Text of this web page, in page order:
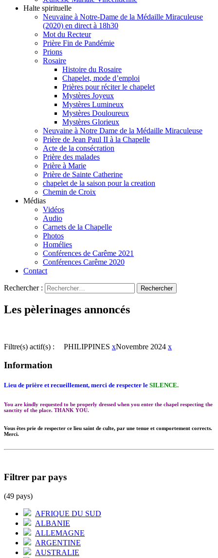
Halte spirituelle
Neuvaine à Notre-Dame de la Médaille Miraculeuse
(2020) en direct à 18h30
Mot du Recteur
Prière Fin de Pandémie
Prions
Rosaire
Histoire du Rosaire
Chapelet, mode d’emploi
Prières pour réciter le chapelet
Mystères Joyeux
Mystères Lumineux
Mystères Douloureux
Mystères Glorieux
Neuvaine à Notre Dame de la Médaille Miraculeuse
Prière de Jean Paul II à la Chapelle
Acte de la consécration
Prière des malades
Prière à Marie
Prière de Sainte Catherine
chapelet de la saison pour la creation
Chemin de Croix
Médias
Vidéos
Audio
Carnets de la Chapelle
Photos
Homélies
Conférences de Carême 2021
Conférences Carême 2020
Contact
Rechercher :
Les pèlerinages annoncés
Filtre(s) actif(s) : PHILIPPINES xNovembre 2024 x
Information
Lieu de prière et recueillement, merci de respecter le SILENCE.
You are kindly requested to be properly dressed when you enter the chapel respecting the
sanctity of the place. THANK YOU.
Vous êtes prie de respecter ce lieu saint de culte, par une tenue et comportement corrects.
Merci.
Filtrer par pays
(49 pays)
AFRIQUE DU SUD
ALBANIE
ALLEMAGNE
ARGENTINE
AUSTRALIE